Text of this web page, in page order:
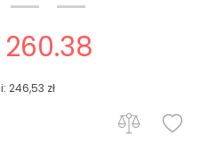
260.38
zł